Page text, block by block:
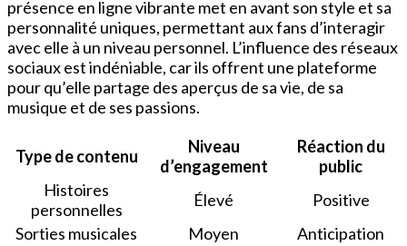
présence en ligne vibrante met en avant son style et sa
personnalité uniques, permettant aux fans d’interagir
avec elle à un niveau personnel. L’influence des réseaux
sociaux est indéniable, car ils offrent une plateforme
pour qu’elle partage des aperçus de sa vie, de sa
musique et de ses passions.
Type de contenu
Niveau
d’engagement
Réaction du
public
Histoires
personnelles
Élevé
Positive
Sorties musicales
Moyen
Anticipation